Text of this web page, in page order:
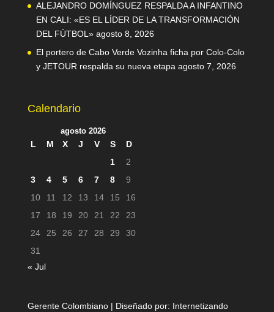
ALEJANDRO DOMÍNGUEZ RESPALDA A INFANTINO
EN CALI: «ES EL LÍDER DE LA TRANSFORMACIÓN
DEL FÚTBOL» agosto 8, 2026
El portero de Cabo Verde Vozinha ficha por Colo-Colo
y JETOUR respalda su nueva etapa agosto 7, 2026
Calendario
agosto 2026
L M X J V S
D
1
2
3
4 5 6 7 8
9
10
11 12 13 14 15
16
17
18 19 20 21 22
23
24
25 26 27 28 29
30
31
« Jul
Gerente Colombiano | Diseñado por: Internetizando